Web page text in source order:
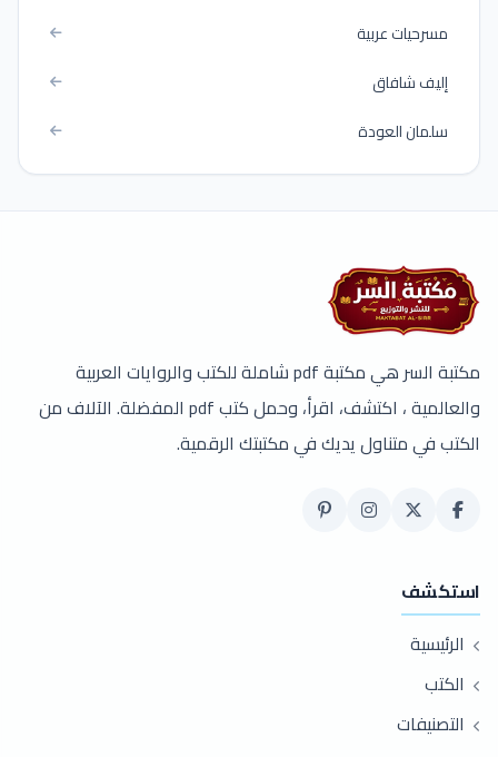
مسرحيات عربية
إليف شافاق
سلمان العودة
مكتبة السر هي مكتبة pdf شاملة للكتب والروايات العربية
والعالمية ، اكتشف، اقرأ، وحمل كتب pdf المفضلة. الآلاف من
الكتب في متناول يديك في مكتبتك الرقمية.
استكشف
الرئيسية
الكتب
التصنيفات